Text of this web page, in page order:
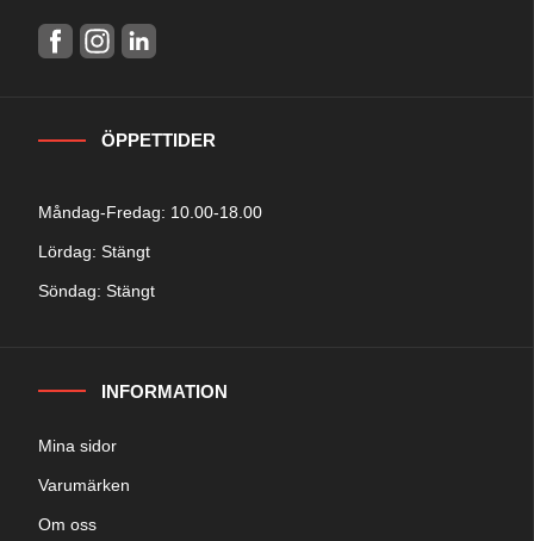
ÖPPETTIDER
Måndag-Fredag: 10.00-18.00
Lördag: Stängt
Söndag: Stängt
INFORMATION
Mina sidor
Varumärken
Om oss